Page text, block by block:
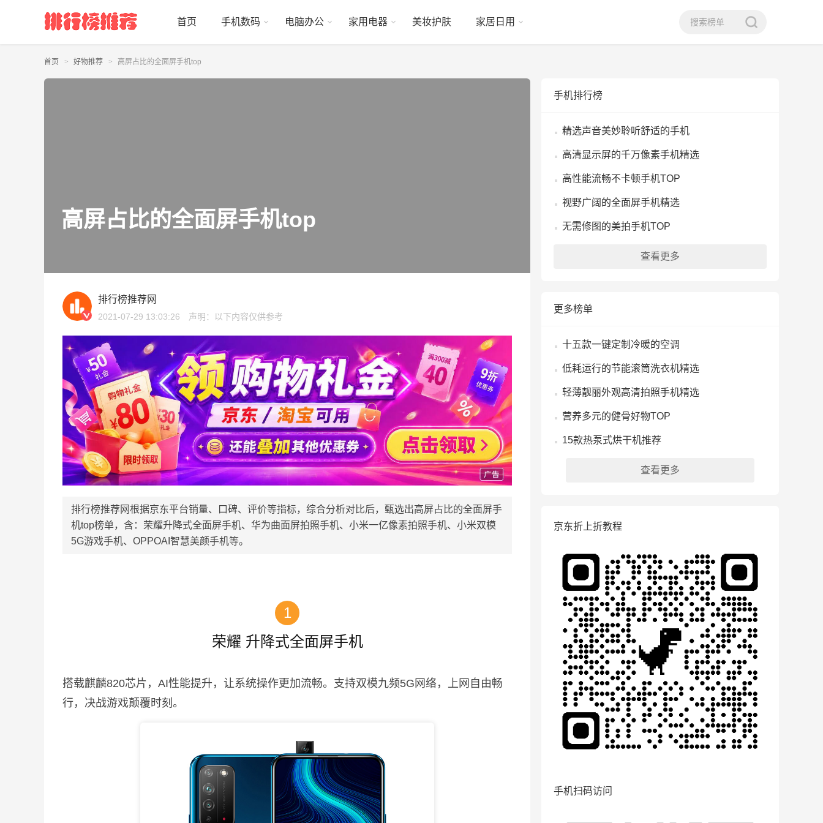
首页 手机数码 电脑办公 家用电器 美妆护肤 家居日用
首页 好物推荐 高屏占比的全面屏手机top
高屏占比的全面屏手机top
排行榜推荐网
2021-07-29 13:03:26 声明：以下内容仅供参考
排行榜推荐网根据京东平台销量、口碑、评价等指标，综合分析对比后，甄选出高屏占比的全面屏手
机top榜单，含：荣耀升降式全面屏手机、华为曲面屏拍照手机、小米一亿像素拍照手机、小米双模
5G游戏手机、OPPOAI智慧美颜手机等。
1
荣耀 升降式全面屏手机
搭载麒麟820芯片，AI性能提升，让系统操作更加流畅。支持双模九频5G网络，上网自由畅
行，决战游戏颠覆时刻。
手机排行榜
精选声音美妙聆听舒适的手机
高清显示屏的千万像素手机精选
高性能流畅不卡顿手机TOP
视野广阔的全面屏手机精选
无需修图的美拍手机TOP
查看更多
更多榜单
十五款一键定制冷暖的空调
低耗运行的节能滚筒洗衣机精选
轻薄靓丽外观高清拍照手机精选
营养多元的健骨好物TOP
15款热泵式烘干机推荐
查看更多
京东折上折教程
手机扫码访问